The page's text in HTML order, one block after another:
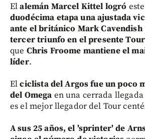
Elalemán Marcel Kittel logró
duodécima etapa una ajustada
ante el británico Mark Cavendish
tercer triunfo en el presente
que Chris Froome mantiene el
líder.
Elciclista del Argos fue un poco
del Omega en una cerrada
es el mejor llegador del Tour
A sus 25 años, el 'sprinter' de